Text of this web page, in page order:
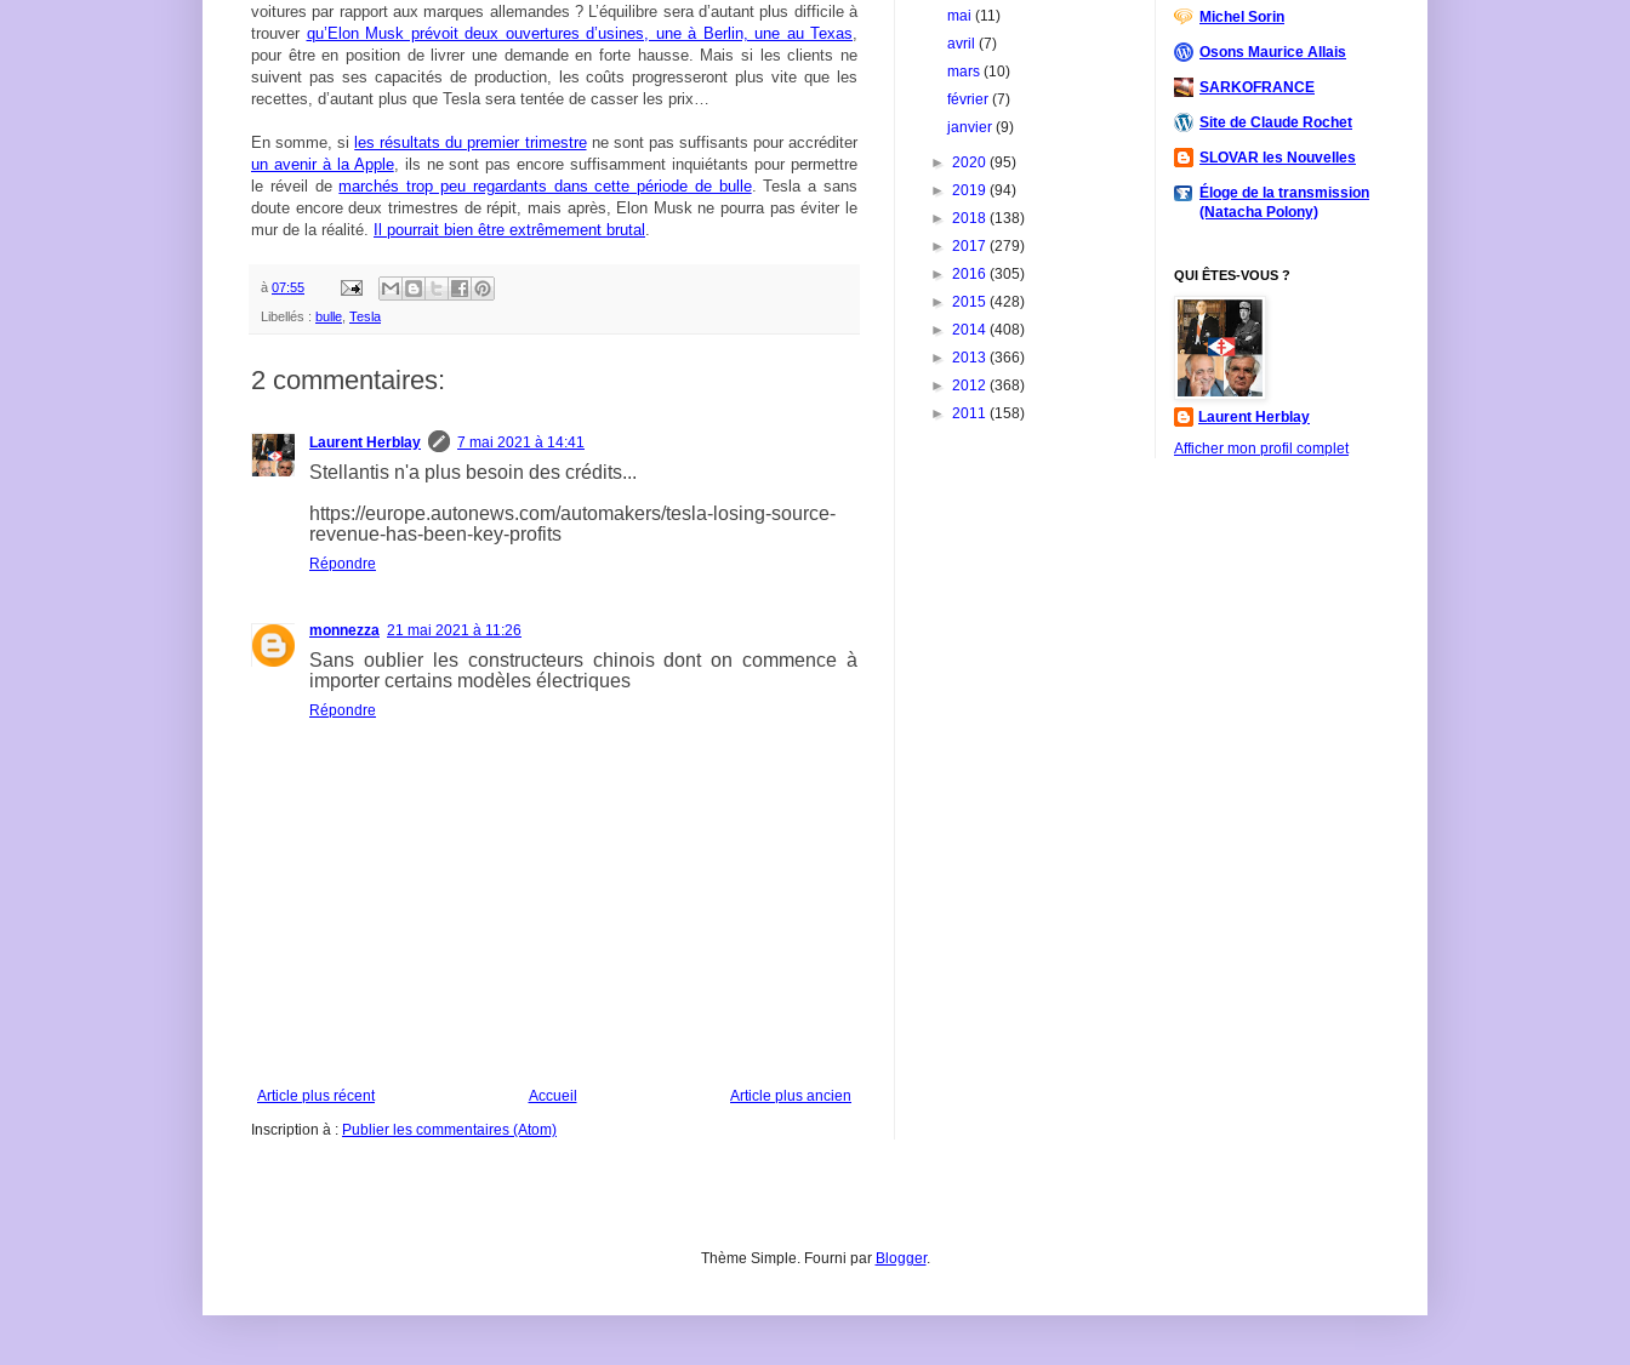
voitures par rapport aux marques allemandes ? L’équilibre sera d’autant plus difficile à
trouver qu’Elon Musk prévoit deux ouvertures d’usines, une à Berlin, une au Texas
pour être en position de livrer une demande en forte hausse. Mais si les clients ne
suivent pas ses capacités de production, les coûts progresseront plus vite que les
recettes, d’autant plus que Tesla sera tentée de casser les prix…
En somme, siles résultats du premier trimestrene sont pas suffisants pour accréditer
un avenir à la Apple, ils ne sont pas encore suffisamment inquiétants pour permettre
le réveil demarchés trop peu regardants dans cette période de bulle. Tesla a sans
doute encore deux trimestres de répit, mais après, Elon Musk ne pourra pas éviter le
mur de la réalité. Il pourrait bien être extrêmement brutal
à 07:55
Libellés : bulle Tesla
2 commentaires:
Laurent Herblay 7 mai 2021 à 14:41
Stellantis n'a plus besoin des crédits...
https://europe.autonews.com/automakers/tesla-losing-source-
revenue-has-been-key-profits
Répondre
monnezza 21 mai 2021 à 11:26
Sans oublier les constructeurs chinois dont on commence à
importer certains modèles électriques
Répondre
Article plus récent Article plus ancien
Accueil
Inscription à : Publier les commentaires (Atom)
mai(11)
avril(7)
mars(10)
février(7)
janvier(9)
► 2020 (95)
► 2019 (94)
► 2018 (138)
► 2017 (279)
► 2016 (305)
► 2015 (428)
► 2014 (408)
► 2013 (366)
► 2012 (368)
► 2011 (158)
Michel Sorin
Osons Maurice Allais
SARKOFRANCE
Site de Claude Rochet
SLOVAR les Nouvelles
Éloge de la transmission
(Natacha Polony)
QUI ÊTES-VOUS ?
Laurent Herblay
Afficher mon profil complet
Thème Simple. Fourni par Blogger.